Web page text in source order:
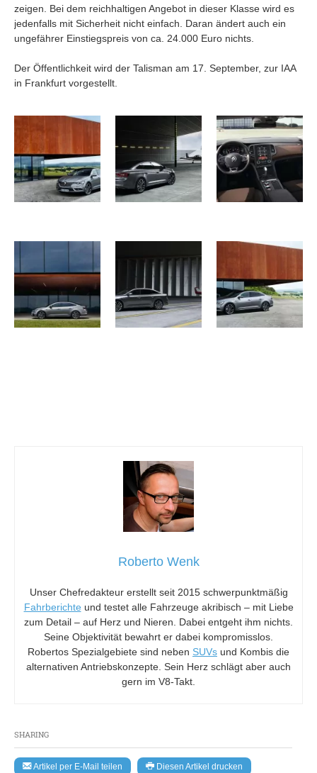
SHARING
Artikel per E-Mail teilen Diesen Artikel drucken
zeigen. Bei dem reichhaltigen Angebot in dieser Klasse wird es
jedenfalls mit Sicherheit nicht einfach. Daran ändert auch ein
ungefährer Einstiegspreis von ca. 24.000 Euro nichts.
Der Öffentlichkeit wird der Talisman am 17. September, zur IAA
in Frankfurt vorgestellt.
Roberto Wenk
Unser Chefredakteur erstellt seit 2015 schwerpunktmäßig
Fahrberichte und testet alle Fahrzeuge akribisch – mit Liebe
zum Detail – auf Herz und Nieren. Dabei entgeht ihm nichts.
Seine Objektivität bewahrt er dabei kompromisslos.
Robertos Spezialgebiete sind neben SUVs und Kombis die
alternativen Antriebskonzepte. Sein Herz schlägt aber auch
gern im V8-Takt.